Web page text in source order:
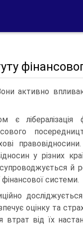
Вони активно
є лібералізація
у різних
й
системи.
оцінку та
втрат від їх